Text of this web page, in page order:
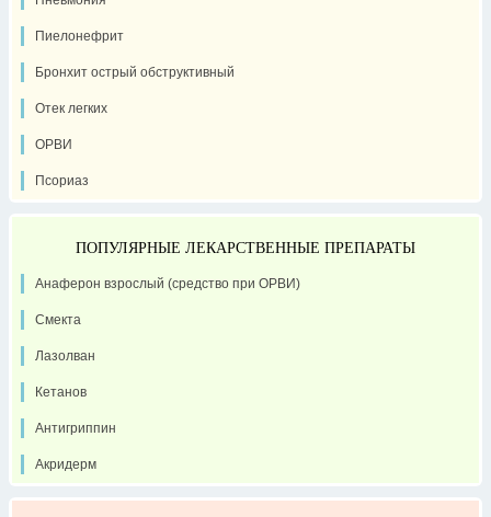
Пиелонефрит
Бронхит острый обструктивный
Отек легких
ОРВИ
Псориаз
ПОПУЛЯРНЫЕ ЛЕКАРСТВЕННЫЕ ПРЕПАРАТЫ
Анаферон взрослый (средство при ОРВИ)
Смекта
Лазолван
Кетанов
Антигриппин
Акридерм